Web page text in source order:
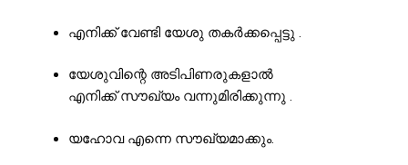
എനിക്ക് വേണ്ടി യേശു തകർക്കപ്പെട്ടു .
യേശുവിന്റെ അടിപിണരുകളാൽ
എനിക്ക് സൗഖ്യം വന്നുമിരിക്കുന്നു .
യഹോവ എന്നെ സൗഖ്യമാക്കും.